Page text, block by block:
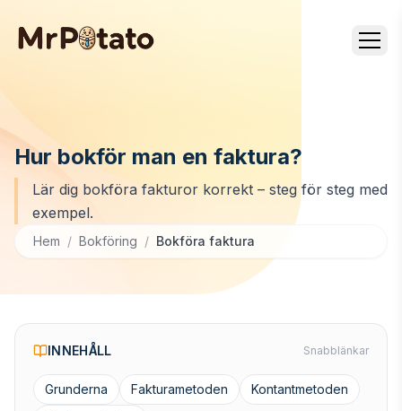
Hur bokför man en faktura?
Lär dig bokföra fakturor korrekt – steg för steg med
exempel.
Hem / Bokföring / Bokföra faktura
INNEHÅLL Snabblänkar
Grunderna Fakturametoden
Kontantmetoden